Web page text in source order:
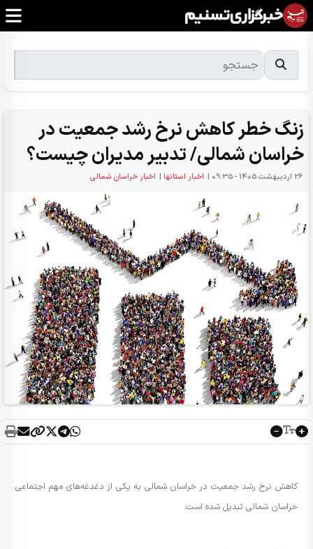
زنگ خطر کاهش نرخ رشد جمعیت در
خراسان شمالی/ تدبیر مدیران چیست؟
26 ارديبهشت 1405 - 09:35 | اخبار استانها | اخبار خراسان شمالی
کاهش نرخ رشد جمعیت در خراسان شمالی به یکی از دغدغه‌های مهم اجتماعی
خراسان شمالی تبدیل شده است.